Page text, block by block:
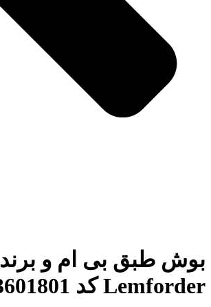
بوش طبق بی ام و برند
Lemforder کد 3601801